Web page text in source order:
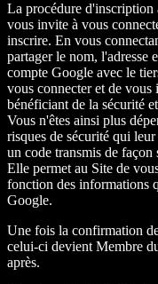
La procédure d'inscription
vous invite à vous
inscrire. En vous
partager le nom, l'adresse
compte Google avec le
vous connecter et de vous
bénéficiant de la sécurité
Vous n'êtes ainsi plus
risques de sécurité qui
un code transmis de façon
Elle permet au Site de
fonction des informations
Google.
Une fois la confirmation
celui-ci devient Membre
après.